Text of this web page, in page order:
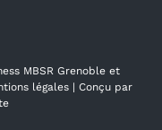
MBSR Grenoble et
légales | Conçu par